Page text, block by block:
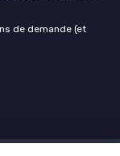
de demande (et